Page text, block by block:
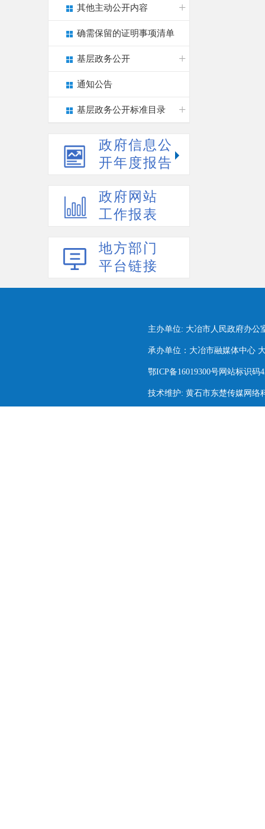
其他主动公开内容
确需保留的证明事项清单
基层政务公开
通知公告
基层政务公开标准目录
政府信息公
开年度报告
政府网站
工作报表
地方部门
平台链接
主办单位: 大冶市人民政府办公
承办单位：大冶市融媒体中心
鄂ICP备16019300号网站标识码
技术维护: 黄石市东楚传媒网络